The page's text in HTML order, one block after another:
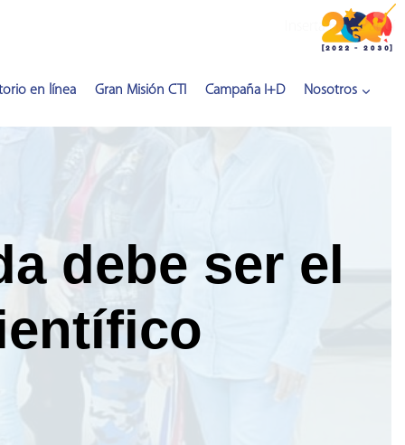
Inserta HTML aquí
en línea Gran Misión CTI Campaña I+D Nosotros
debe ser el